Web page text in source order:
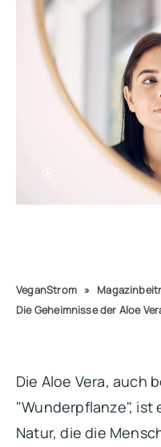
VeganStrom »
Die Geheimnisse der Aloe
Die Aloe Vera, auch
"Wunderpflanze", ist
Natur, die die